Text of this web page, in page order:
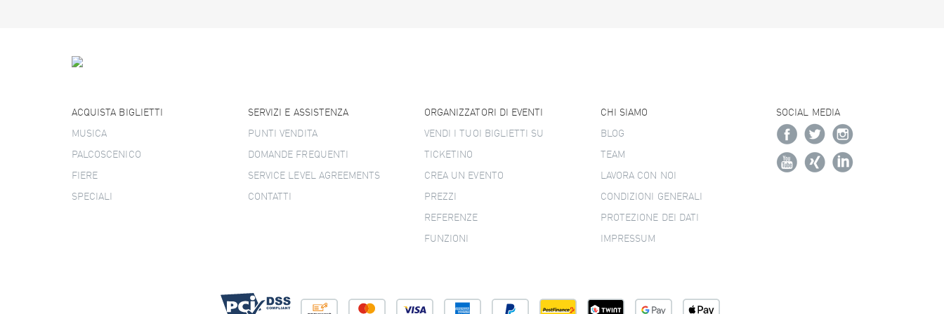
ACQUISTA BIGLIETTI
MUSICA
PALCOSCENICO
FIERE
SPECIALI
SERVIZI E ASSISTENZA
PUNTI VENDITA
DOMANDE FREQUENTI
SERVICE LEVEL AGREEMENTS
CONTATTI
ORGANIZZATORI DI EVENTI
VENDI I TUOI BIGLIETTI SU
TICKETINO
CREA UN EVENTO
PREZZI
REFERENZE
FUNZIONI
CHI SIAMO
BLOG
TEAM
LAVORA CON NOI
CONDIZIONI GENERALI
PROTEZIONE DEI DATI
IMPRESSUM
SOCIAL MEDIA